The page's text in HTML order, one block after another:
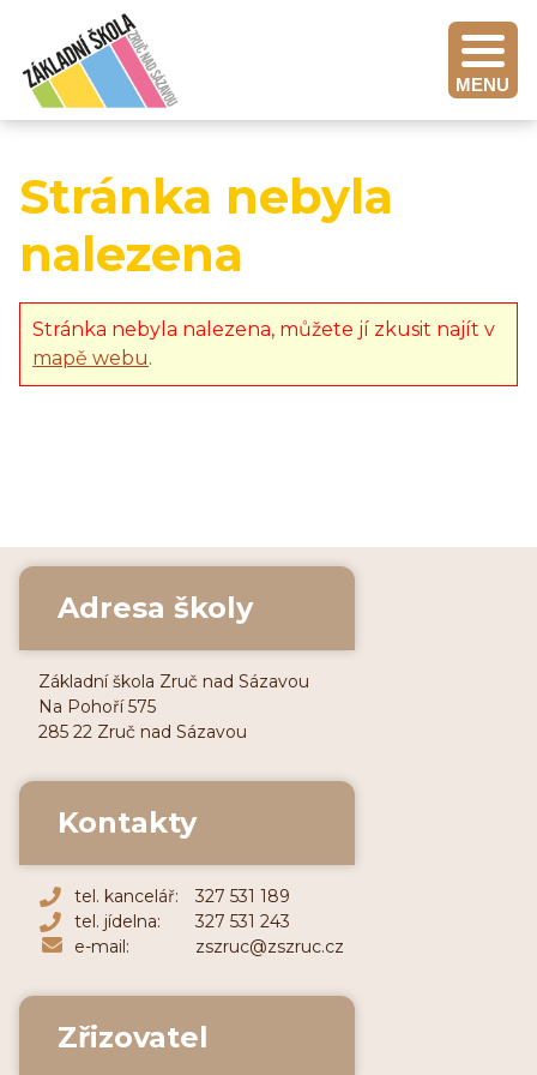
MENU
Stránka nebyla
nalezena
Stránka nebyla nalezena, můžete jí zkusit najít v
mapě webu.
Adresa školy
Základní škola Zruč nad Sázavou
Na Pohoří 575
285 22 Zruč nad Sázavou
Kontakty
tel. kancelář:
327 531 189
tel. jídelna:
327 531 243
e-mail:
zszruc@zszruc.cz
Zřizovatel